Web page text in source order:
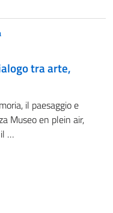
tra arte,
il paesaggio e
Museo en plein air,
…